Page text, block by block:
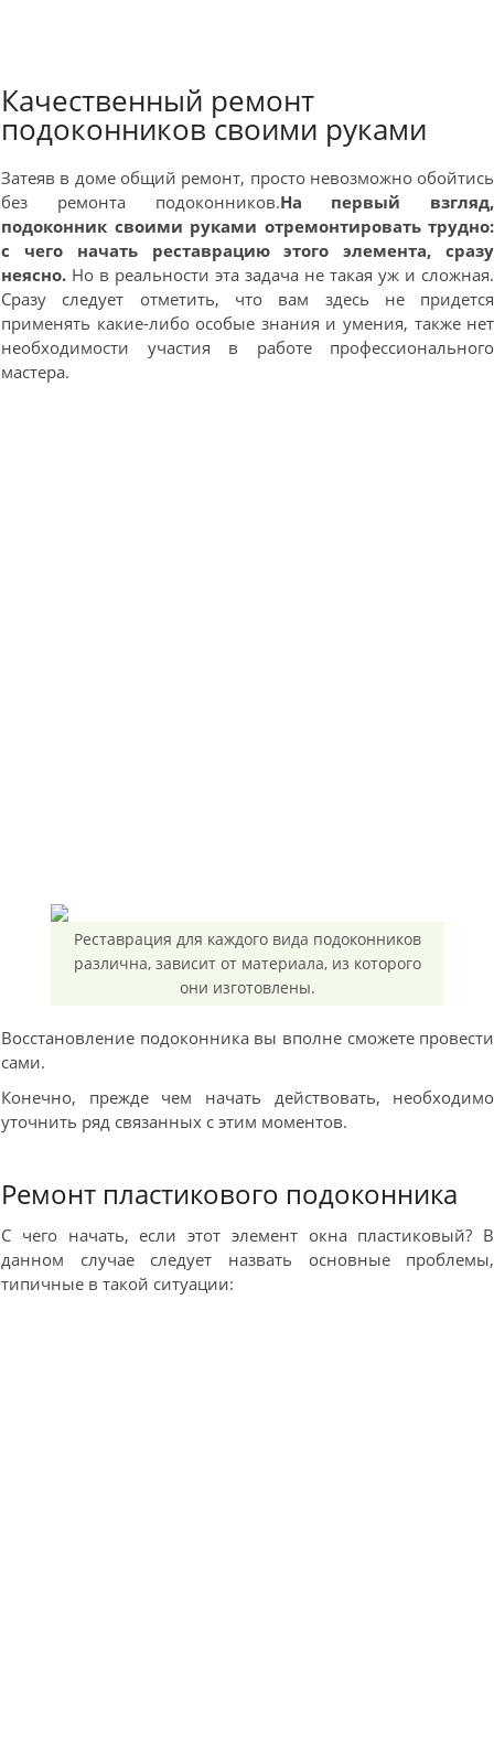
Качественный ремонт
подоконников своими руками
Затеяв в доме общий ремонт, просто невозможно обойтись
без ремонта подоконников.На первый взгляд,
подоконник своими руками отремонтировать трудно:
с чего начать реставрацию этого элемента, сразу
неясно. Но в реальности эта задача не такая уж и сложная.
Сразу следует отметить, что вам здесь не придется
применять какие-либо особые знания и умения, также нет
необходимости участия в работе профессионального
мастера.
Реставрация для каждого вида подоконников
различна, зависит от материала, из которого
они изготовлены.
Восстановление подоконника вы вполне сможете провести
сами.
Конечно, прежде чем начать действовать, необходимо
уточнить ряд связанных с этим моментов.
Ремонт пластикового подоконника
С чего начать, если этот элемент окна пластиковый? В
данном случае следует назвать основные проблемы,
типичные в такой ситуации: